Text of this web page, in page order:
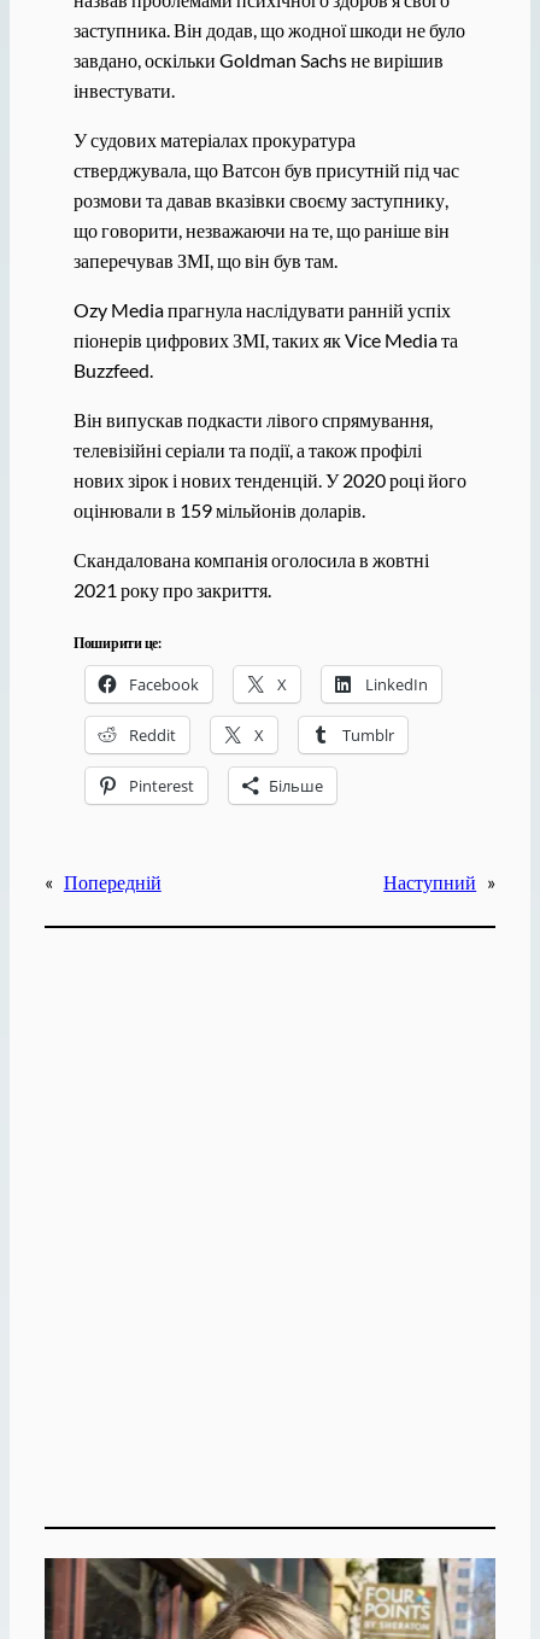
заступника. Він додав, що жодної шкоди не було
завдано, оскільки Goldman Sachs не вирішив
інвестувати.
У судових матеріалах прокуратура
стверджувала, що Ватсон був присутній під час
розмови та давав вказівки своєму заступнику,
що говорити, незважаючи на те, що раніше він
заперечував ЗМІ, що він був там.
Ozy Media прагнула наслідувати ранній успіх
піонерів цифрових ЗМІ, таких як Vice Media та
Buzzfeed.
Він випускав подкасти лівого спрямування,
телевізійні серіали та події, а також профілі
нових зірок і нових тенденцій. У 2020 році його
оцінювали в 159 мільйонів доларів.
Скандалована компанія оголосила в жовтні
2021 року про закриття.
Поширити це:
Facebook X LinkedIn
Reddit X Tumblr
Pinterest Більше
« Попередній Наступний »